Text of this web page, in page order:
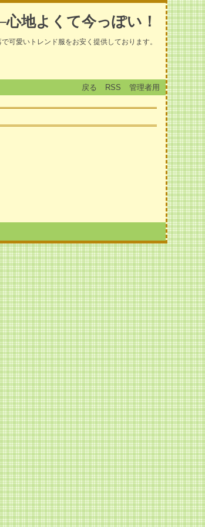
地よくて今っぽい！
で可愛いトレンド服をお安く提供しております。
戻る RSS 管理者用